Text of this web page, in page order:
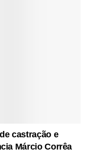
castração e
Márcio Corrêa